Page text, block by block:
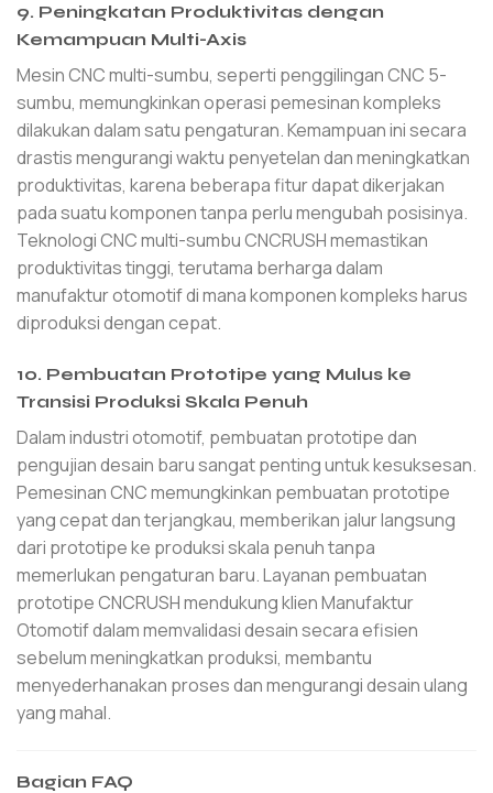
9. Peningkatan Produktivitas dengan
Kemampuan Multi-Axis
Mesin CNC multi-sumbu, seperti penggilingan CNC 5-
sumbu, memungkinkan operasi pemesinan kompleks
dilakukan dalam satu pengaturan. Kemampuan ini secara
drastis mengurangi waktu penyetelan dan meningkatkan
produktivitas, karena beberapa fitur dapat dikerjakan
pada suatu komponen tanpa perlu mengubah posisinya.
Teknologi CNC multi-sumbu CNCRUSH memastikan
produktivitas tinggi, terutama berharga dalam
manufaktur otomotif di mana komponen kompleks harus
diproduksi dengan cepat.
10. Pembuatan Prototipe yang Mulus ke
Transisi Produksi Skala Penuh
Dalam industri otomotif, pembuatan prototipe dan
pengujian desain baru sangat penting untuk kesuksesan.
Pemesinan CNC memungkinkan pembuatan prototipe
yang cepat dan terjangkau, memberikan jalur langsung
dari prototipe ke produksi skala penuh tanpa
memerlukan pengaturan baru. Layanan pembuatan
prototipe CNCRUSH mendukung klien Manufaktur
Otomotif dalam memvalidasi desain secara efisien
sebelum meningkatkan produksi, membantu
menyederhanakan proses dan mengurangi desain ulang
yang mahal.
Bagian FAQ